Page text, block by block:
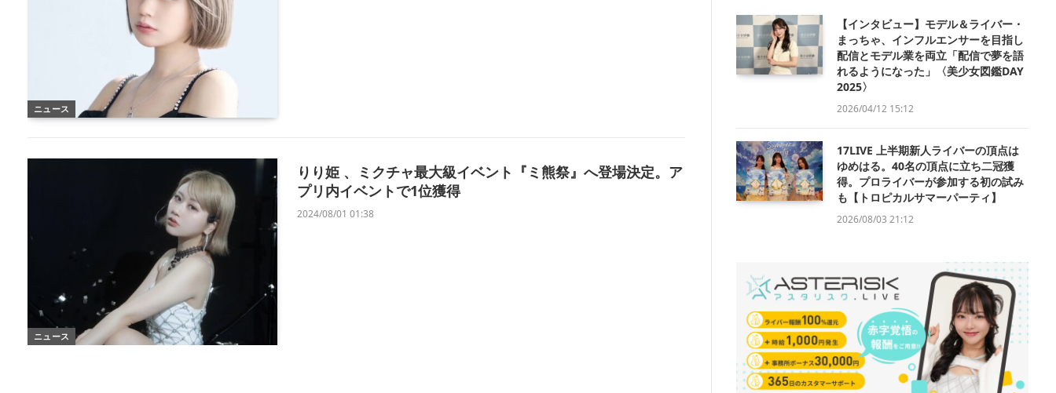
ニュース
ニュース
りり姫 、ミクチャ最大級イベント『ミ熊祭』へ登場決定。ア
プリ内イベントで1位獲得
2024/08/01 01:38
【インタビュー】モデル＆ライバー・
まっちゃ、インフルエンサーを目指し
配信とモデル業を両立「配信で夢を語
れるようになった」〈美少女図鑑DAY
2025〉
2026/04/12 15:12
17LIVE 上半期新人ライバーの頂点は
ゆめはる。40名の頂点に立ち二冠獲
得。プロライバーが参加する初の試み
も【トロピカルサマーパーティ】
2026/08/03 21:12